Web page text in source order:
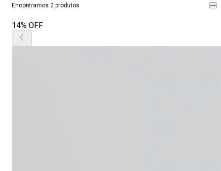
Encontramos 2 produtos
14% OFF